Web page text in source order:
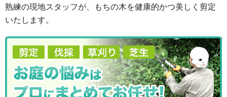
熟練の現地スタッフが、もちの木を健康的かつ美しく剪定
いたします。